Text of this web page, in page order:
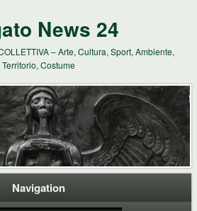
News 24
– Arte, Cultura, Sport, Ambiente,
Territorio, Costume
Navigation